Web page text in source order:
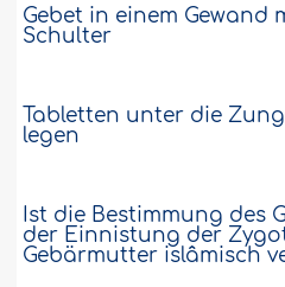
Gebet in einem Gewand
Schulter
Tabletten unter die
legen
Ist die Bestimmung des
der Einnistung der
Gebärmutter islâmisch